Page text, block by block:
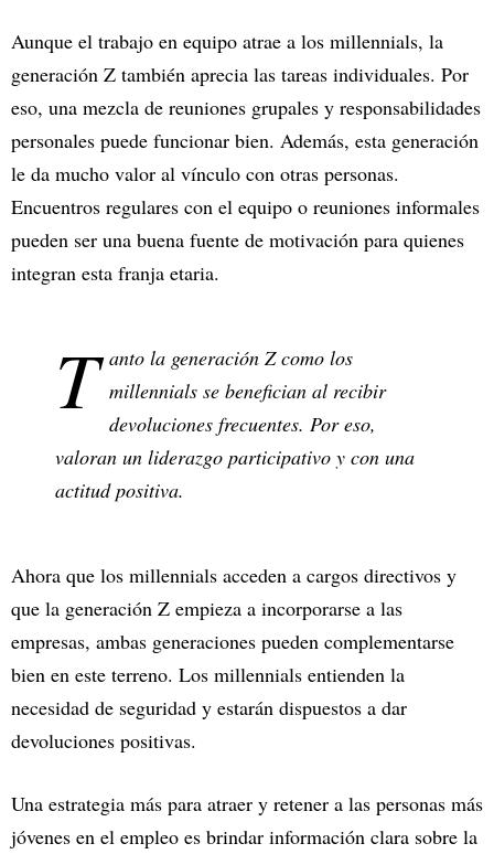
Aunque el trabajo en equipo atrae a los millennials, la
generación Z también aprecia las tareas individuales. Por
eso, una mezcla de reuniones grupales y responsabilidades
personales puede funcionar bien. Además, esta generación
le da mucho valor al vínculo con otras personas.
Encuentros regulares con el equipo o reuniones informales
pueden ser una buena fuente de motivación para quienes
integran esta franja etaria.
T anto la generación Z como los
millennials se benefician al recibir
devoluciones frecuentes. Por eso,
valoran un liderazgo participativo y con una
actitud positiva.
Ahora que los millennials acceden a cargos directivos y
que la generación Z empieza a incorporarse a las
empresas, ambas generaciones pueden complementarse
bien en este terreno. Los millennials entienden la
necesidad de seguridad y estarán dispuestos a dar
devoluciones positivas.
Una estrategia más para atraer y retener a las personas más
jóvenes en el empleo es brindar información clara sobre la